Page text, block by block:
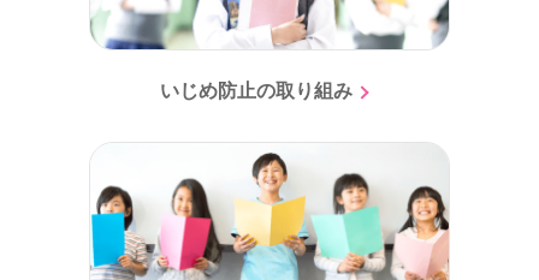
いじめ防止の取り組み